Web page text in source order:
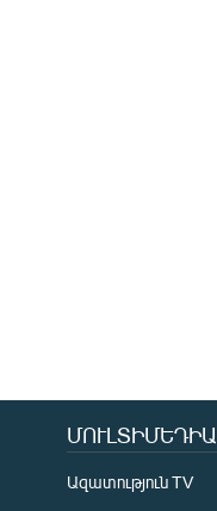
ՄՈՒԼՏԻՄԵԴԻԱ
Ազատություն TV